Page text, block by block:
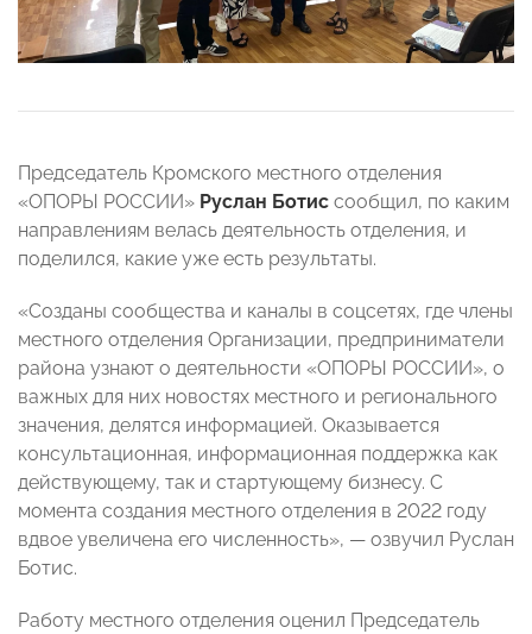
Председатель Кромского местного отделения
«ОПОРЫ РОССИИ» Руслан Ботис сообщил, по каким
направлениям велась деятельность отделения, и
поделился, какие уже есть результаты.
«Созданы сообщества и каналы в соцсетях, где члены
местного отделения Организации, предприниматели
района узнают о деятельности «ОПОРЫ РОССИИ», о
важных для них новостях местного и регионального
значения, делятся информацией. Оказывается
консультационная, информационная поддержка как
действующему, так и стартующему бизнесу. С
момента создания местного отделения в 2022 году
вдвое увеличена его численность», — озвучил Руслан
Ботис.
Работу местного отделения оценил Председатель